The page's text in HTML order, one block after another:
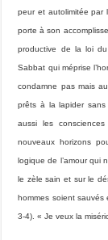
peur et autolimitée par
porte à son
productive de la loi du
Sabbat qui méprise
condamne pas mais
prêts à la lapider
aussi les
nouveaux horizons
logique de l’amour qui
le zèle sain et sur le
hommes soient
3-4). « Je veux la